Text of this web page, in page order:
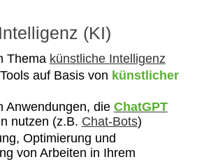
(KI)
Thema künstliche Intelligenz
auf Basis von künstlicher
Anwendungen, die ChatGPT
nutzen (z.B. Chat-Bots)
Optimierung und
von Arbeiten in Ihrem